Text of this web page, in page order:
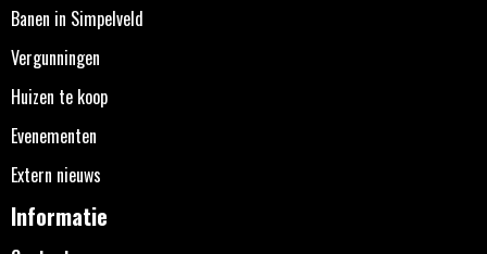
Banen in Simpelveld
Vergunningen
Huizen te koop
Evenementen
Extern nieuws
Informatie